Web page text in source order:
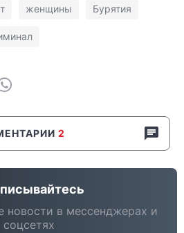
женщины Бурятия
2
новости в мессенджерах и
соцсетях